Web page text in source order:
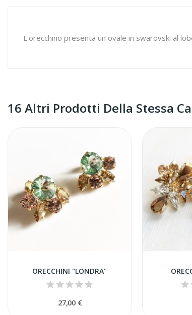
L'orecchino presenta un ovale in swarovski al
16 Altri Prodotti Della Stessa
ORECCHINI "LONDRA"
27,00 €